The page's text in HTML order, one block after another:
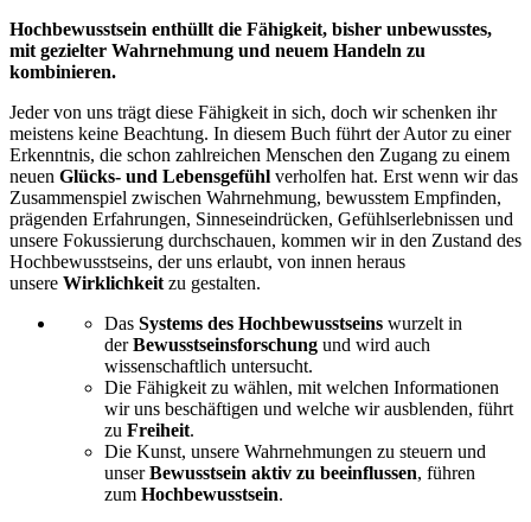
Hochbewusstsein enthüllt die Fähigkeit, bisher unbewusstes,
mit gezielter Wahrnehmung und neuem Handeln zu
kombinieren.
Jeder von uns trägt diese Fähigkeit in sich, doch wir schenken ihr
meistens keine Beachtung. In diesem Buch führt der Autor zu einer
Erkenntnis, die schon zahlreichen Menschen den Zugang zu einem
neuen Glücks- und Lebensgefühl verholfen hat. Erst wenn wir das
Zusammenspiel zwischen Wahrnehmung, bewusstem Empfinden,
prägenden Erfahrungen, Sinneseindrücken, Gefühlserlebnissen und
unsere Fokussierung durchschauen, kommen wir in den Zustand des
Hochbewusstseins, der uns erlaubt, von innen heraus
unsere Wirklichkeit zu gestalten.
Das Systems des Hochbewusstseins wurzelt in
derBewusstseinsforschung und wird auch
wissenschaftlich untersucht.
Die Fähigkeit zu wählen, mit welchen Informationen
wir uns beschäftigen und welche wir ausblenden, führt
zu Freiheit.
Die Kunst, unsere Wahrnehmungen zu steuern und
unserBewusstsein aktiv zu beeinflussen, führen
zum Hochbewusstsein.